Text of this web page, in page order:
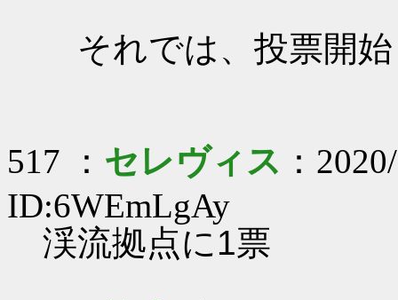
それでは、投票開
517 ： セレヴィス ：
ID:6WEmLgAy
渓流拠点に1票